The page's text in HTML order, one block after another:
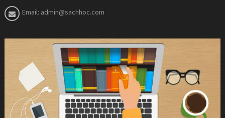
Email: admin@sachhoc.com